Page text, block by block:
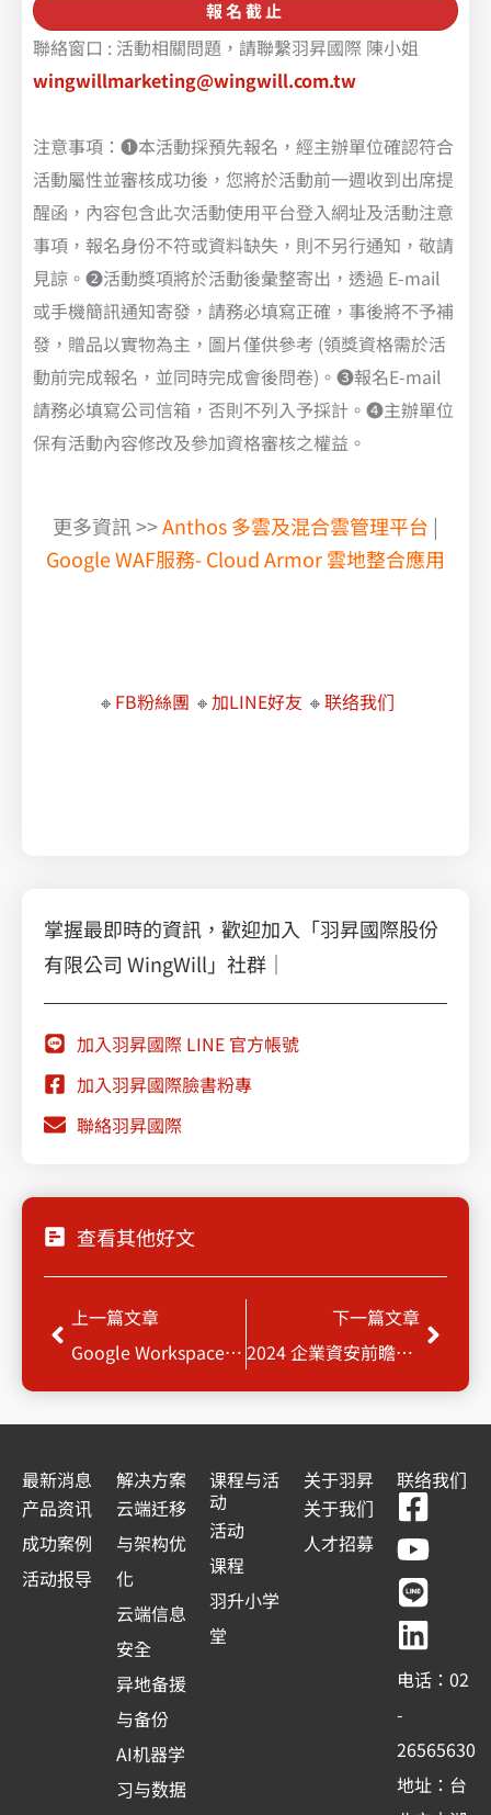
報名截止
聯絡窗口 : 活動相關問題，請聯繫羽昇國際 陳小姐
wingwillmarketing@wingwill.com.tw
注意事項：❶本活動採預先報名，經主辦單位確認符合
活動屬性並審核成功後，您將於活動前一週收到出席提
醒函，內容包含此次活動使用平台登入網址及活動注意
事項，報名身份不符或資料缺失，則不另行通知，敬請
見諒。❷活動獎項將於活動後彙整寄出，透過 E-mail
或手機簡訊通知寄發，請務必填寫正確，事後將不予補
發，贈品以實物為主，圖片僅供參考 (領獎資格需於活
動前完成報名，並同時完成會後問卷)。❸報名E-mail
請務必填寫公司信箱，否則不列入予採計。❹主辦單位
保有活動內容修改及參加資格審核之權益。
更多資訊 >>Anthos 多雲及混合雲管理平台 |
Google WAF服務- Cloud Armor 雲地整合應用
🔸 FB粉絲團 🔸加LINE好友 🔸联络我们
掌握最即時的資訊，歡迎加入「羽昇國際股份
有限公司 WingWill」社群｜
加入羽昇國際 LINE 官方帳號
加入羽昇國際臉書粉專
聯絡羽昇國際
查看其他好文
Prev
上一篇文章
Google Workspace 教育訓練課程，升級你的工作力！讓你事半功倍！
下一篇文章
2024 企業資安前瞻論壇 : 迎向複雜資安威脅的新時代
Next
最新消息
产品资讯
成功案例
活动报导
解决方案
云端迁移
与架构优
化
云端信息
安全
异地备援
与备份
AI机器学
习与数据
课程与活
动
活动
课程
羽升小学
堂
关于羽昇
关于我们
人才招募
联络我们
F
a
c
e
b
o
o
k
-
s
Y
o
u
t
u
b
e
L
i
n
e
L
i
n
k
e
d
i
n
电话：02
-
26565630
地址：台